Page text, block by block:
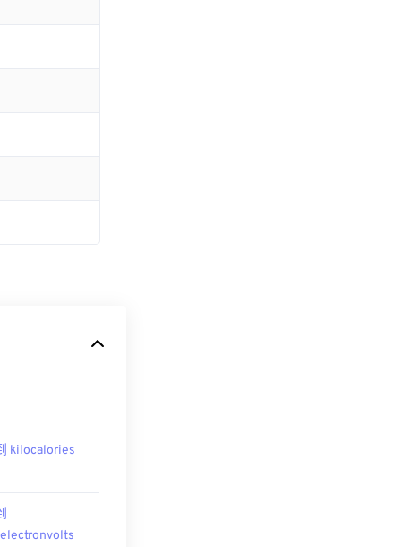
kilocalories